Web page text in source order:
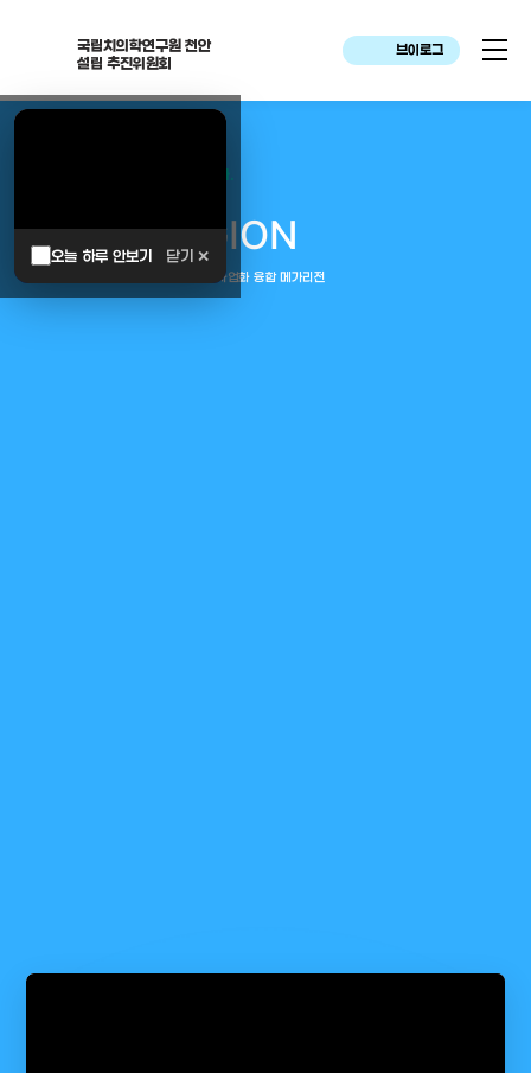
국립치의학연구원 천안
설립 추진위원회
브이로그
오늘 하루 안보기 닫기 ✕
대한민국은 두번이나 약속하였습니다.
MEGAREGION
중부권 전체를 잇는 연구–임상–평가–사업화 융합 메가리전